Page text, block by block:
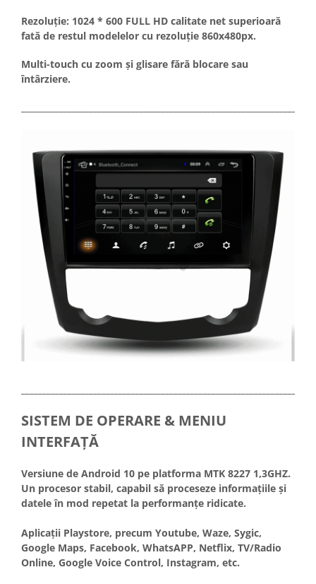
Rezoluție: 1024 * 600 FULL HD calitate net superioară
fată de restul modelelor cu rezoluție 860x480px.
Multi-touch cu zoom și glisare fără blocare sau
întârziere.
SISTEM DE OPERARE & MENIU
INTERFAȚĂ
Versiune de Android 10 pe platforma MTK 8227 1,3GHZ.
Un procesor stabil, capabil să proceseze informațiile și
datele în mod repetat la performanțe ridicate.
Aplicații Playstore, precum Youtube, Waze, Sygic,
Google Maps, Facebook, WhatsAPP, Netflix, TV/Radio
Online, Google Voice Control, Instagram, etc.